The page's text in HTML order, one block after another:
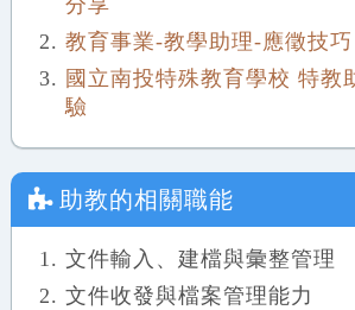
分享
教育事業-教學助理-應徵技巧
國立南投特殊教育學校 特教
驗
助教的相關職能
文件輸入、建檔與彙整管理
文件收發與檔案管理能力